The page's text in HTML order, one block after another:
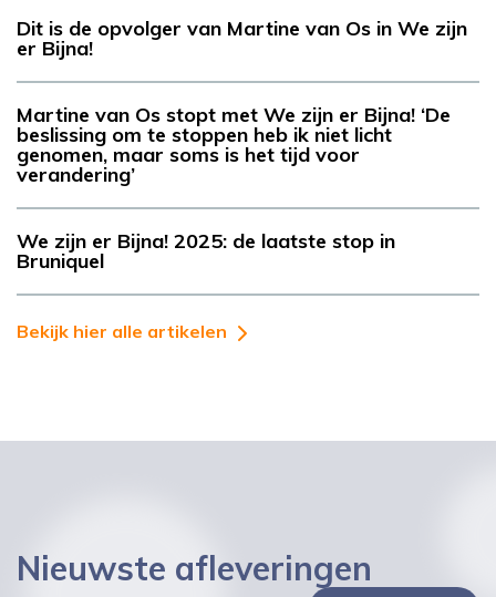
Dit is de opvolger van Martine van Os in We zijn
er Bijna!
Martine van Os stopt met We zijn er Bijna! ‘De
beslissing om te stoppen heb ik niet licht
genomen, maar soms is het tijd voor
verandering’
We zijn er Bijna! 2025: de laatste stop in
Bruniquel
Bekijk hier alle artikelen
Nieuwste afleveringen